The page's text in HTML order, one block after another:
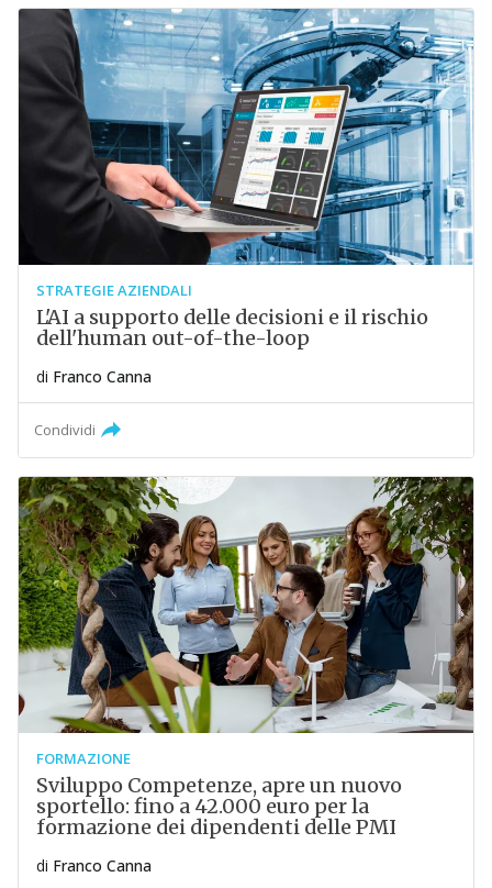
STRATEGIE AZIENDALI
L'AI a supporto delle decisioni e il rischio
dell'human out-of-the-loop
di Franco Canna
Condividi
FORMAZIONE
Sviluppo Competenze, apre un nuovo
sportello: fino a 42.000 euro per la
formazione dei dipendenti delle PMI
di Franco Canna